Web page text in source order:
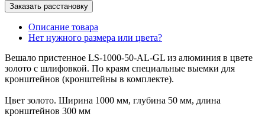
Заказать расстановку
Описание товара
Нет нужного размера или цвета?
Вешало пристенное LS-1000-50-AL-GL из алюминия в цвете
золото с шлифовкой. По краям специальные выемки для
кронштейнов (кронштейны в комплекте).
Цвет золото. Ширина 1000 мм, глубина 50 мм, длина
кронштейнов 300 мм